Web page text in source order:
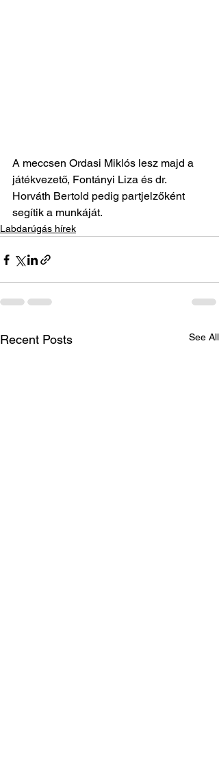
A meccsen Ordasi Miklós lesz majd a
játékvezető, Fontányi Liza és dr.
Horváth Bertold pedig partjelzőként
segítik a munkáját.
Labdarúgás hírek
Recent Posts See All